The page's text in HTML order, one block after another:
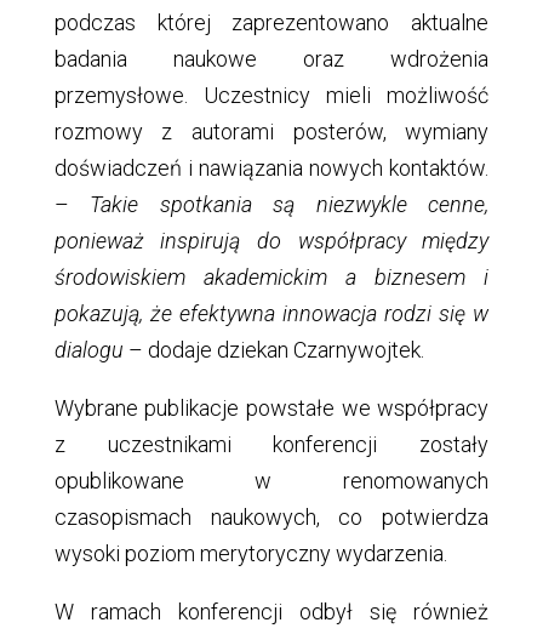
podczas której zaprezentowano aktualne
badania naukowe oraz wdrożenia
przemysłowe. Uczestnicy mieli możliwość
rozmowy z autorami posterów, wymiany
doświadczeń i nawiązania nowych kontaktów.
– Takie spotkania są niezwykle cenne,
ponieważ inspirują do współpracy między
środowiskiem akademickim a biznesem i
pokazują, że efektywna innowacja rodzi się w
dialogu – dodaje dziekan Czarnywojtek.
Wybrane publikacje powstałe we współpracy
z uczestnikami konferencji zostały
opublikowane w renomowanych
czasopismach naukowych, co potwierdza
wysoki poziom merytoryczny wydarzenia.
W ramach konferencji odbył się również